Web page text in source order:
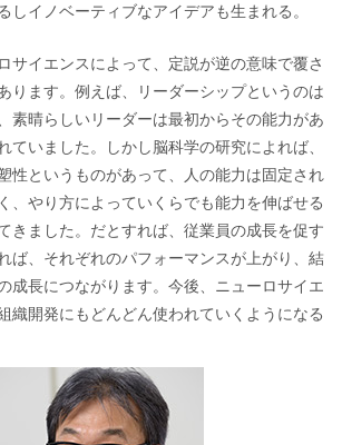
しイノベーティブなアイデアも生まれる。
サイエンスによって、定説が逆の意味で覆さ
ります。例えば、リーダーシップというのは
素晴らしいリーダーは最初からその能力があ
ていました。しかし脳科学の研究によれば、
性というものがあって、人の能力は固定され
、やり方によっていくらでも能力を伸ばせる
きました。だとすれば、従業員の成長を促す
ば、それぞれのパフォーマンスが上がり、結
成長につながります。今後、ニューロサイエ
織開発にもどんどん使われていくようになる